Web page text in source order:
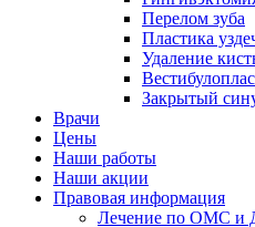
Перелом зуба
Пластика
Удаление
Закрытый
Врачи
Цены
Наши работы
Наши акции
Правовая информация
Лечение по ОМС и